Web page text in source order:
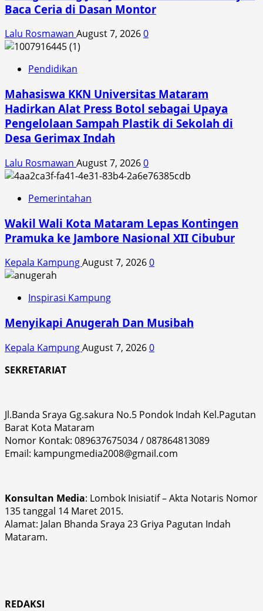
Puasa
Konsumen
Loyal
Aplikasi
X
Baca Ceria di Dasan Montor
Lalu Rosmawan August 7, 20260
Pendidikan
Mahasiswa KKN Universitas Mataram
Hadirkan Alat Press Botol sebagai Upaya
Pengelolaan Sampah Plastik di Sekolah di
Desa Gerimax Indah
Lalu Rosmawan August 7, 20260
Pemerintahan
Wakil Wali Kota Mataram Lepas Kontingen
Pramuka ke Jambore Nasional XII Cibubur
Kepala KampungAugust 7, 20260
Inspirasi Kampung
Menyikapi Anugerah Dan Musibah
Kepala KampungAugust 7, 20260
SEKRETARIAT
Jl.Banda Sraya Gg.sakura No.5 Pondok Indah Kel.Pagutan
Barat Kota Mataram
Nomor Kontak: 089637675034 / 087864813089
Email: kampungmedia2008@gmail.com
Konsultan Media: Lombok Inisiatif – Akta Notaris Nomor
135 tanggal 14 Maret 2015.
Alamat: Jalan Bhanda Sraya 23 Griya Pagutan Indah
Mataram.
REDAKSI